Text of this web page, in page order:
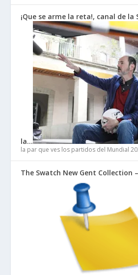
¡Que se arme la reta!, canal de la
la…
la par que ves los partidos del Mundial
The Swatch New Gent Collection